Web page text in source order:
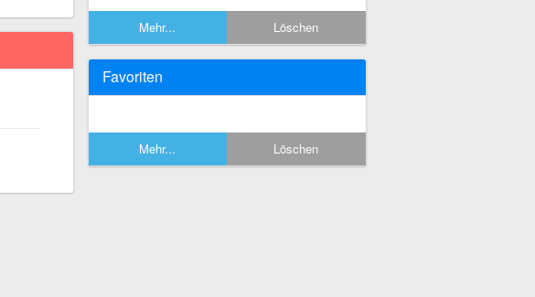
Mehr... Löschen
Favoriten
Mehr... Löschen